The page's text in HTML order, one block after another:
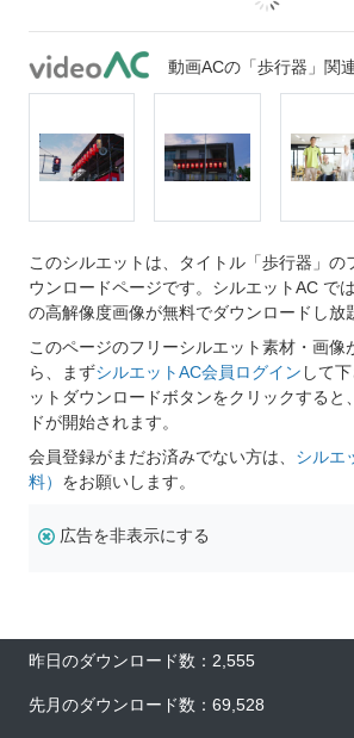
動画ACの「歩行器」関
このシルエットは、タイトル「歩行器」の
ウンロードページです。シルエットAC で
の高解像度画像が無料でダウンロードし放
このページのフリーシルエット素材・画像
ら、まずシルエットAC会員ログイン して
ットダウンロードボタンをクリックすると
ドが開始されます。
会員登録がまだお済みでない方は、 シルエ
料） をお願いします。
広告を非表示にする
昨日のダウンロード数：2,555
先月のダウンロード数：69,528